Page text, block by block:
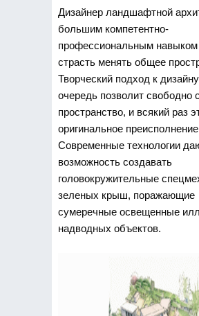
Дизайнер ландшафтной
большим компетентно-
профессиональным навыком
страсть менять общее
Творческий подход к
очередь позволит свободно
пространство, и всякий раз
оригинальное
Современные технологии
возможность создавать
головокружительные
зеленых крыш, поражающие
сумеречные освещенные
надводных объектов.